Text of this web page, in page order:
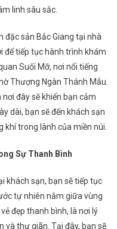
linh sâu sắc.
đặc sản Bắc Giang tại nhà
để tiếp tục hành trình khám
Suối Mỡ, nơi nổi tiếng
Thượng Ngàn Thánh Mẫu.
đây sẽ khiến bạn cảm
dài, bạn sẽ đến khách sạn
trong lành của miền núi.
Sự Thanh Bình
khách sạn, bạn sẽ tiếp tục
tự nhiên nằm giữa vùng
đẹp thanh bình, là nơi lý
và thư giãn. Tại đây, bạn sẽ